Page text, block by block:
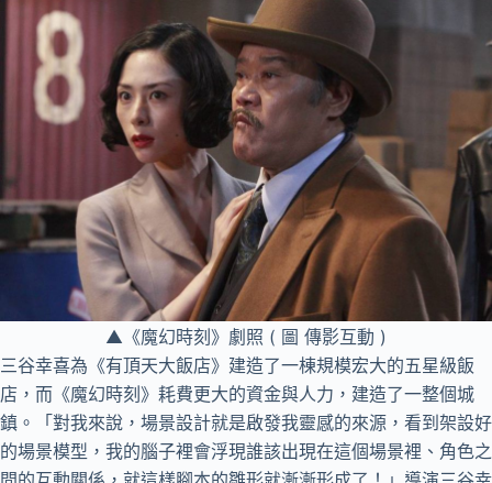
▲《魔幻時刻》劇照 ( 圖 傳影互動 )
三谷幸喜為《有頂天大飯店》建造了一棟規模宏大的五星級飯
店，而《魔幻時刻》耗費更大的資金與人力，建造了一整個城
鎮。「對我來說，場景設計就是啟發我靈感的來源，看到架設好
的場景模型，我的腦子裡會浮現誰該出現在這個場景裡、角色之